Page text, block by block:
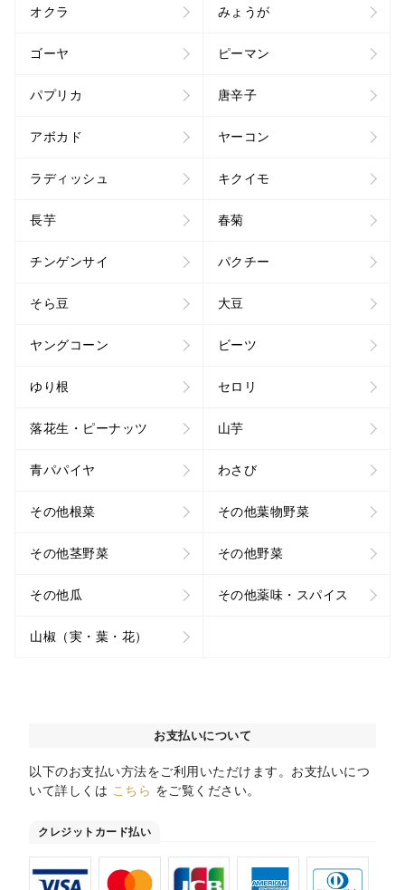
オクラ みょうが
ゴーヤ ピーマン
パプリカ 唐辛子
アボカド ヤーコン
ラディッシュ キクイモ
長芋 春菊
チンゲンサイ パクチー
そら豆 大豆
ヤングコーン ビーツ
ゆり根 セロリ
落花生・ピーナッツ 山芋
青パパイヤ わさび
その他根菜 その他葉物野菜
その他茎野菜 その他野菜
その他瓜 その他薬味・スパイス
山椒（実・葉・花）
お支払いについて
以下のお支払い方法をご利用いただけます。お支払いにつ
いて詳しくは こちら をご覧ください。
クレジットカード払い